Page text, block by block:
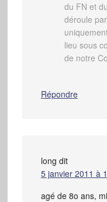
du FN et
déroule
lieu sous
de notre
Répondre
long dit
5 janvier 2011 à
agé de 8o ans,